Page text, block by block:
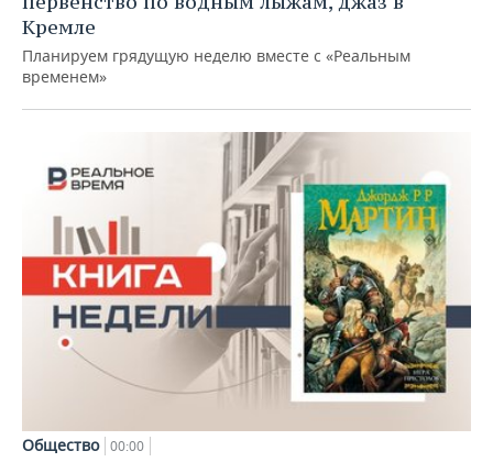
Кремле
Планируем грядущую неделю вместе с «Реальным
временем»
Общество 00:00